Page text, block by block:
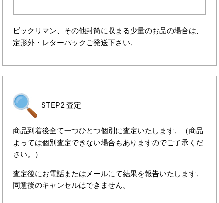
ビックリマン、その他封筒に収まる少量のお品の場合は、
定形外・レターパックご発送下さい。
STEP2 査定
商品到着後全て一つひとつ個別に査定いたします。（商品
よっては個別査定できない場合もありますのでご了承くだ
さい。）
査定後にお電話またはメールにて結果を報告いたします。
同意後のキャンセルはできません。